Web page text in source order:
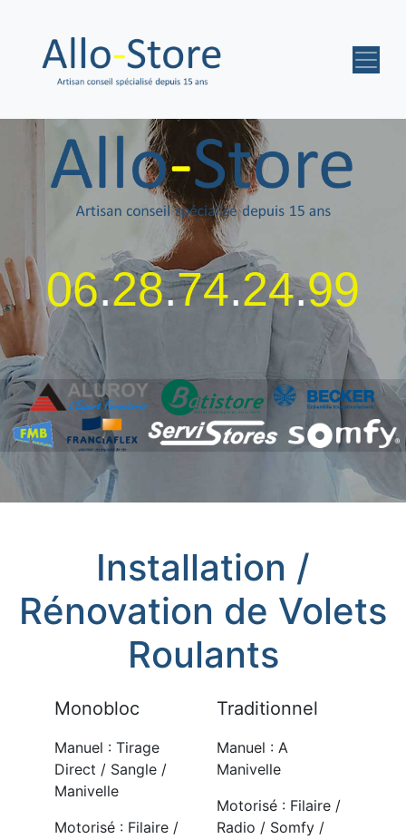
06.28.74.24.99
Installation /
Rénovation de Volets
Roulants
Monobloc
Manuel : Tirage
Direct / Sangle /
Manivelle
Motorisé : Filaire /
Traditionnel
Manuel : A
Manivelle
Motorisé : Filaire /
Radio / Somfy /